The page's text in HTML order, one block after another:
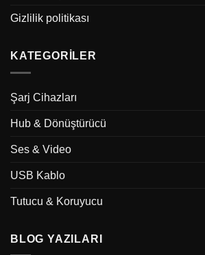
Gizlilik politikası
KATEGORILER
Şarj Cihazları
Hub & Dönüştürücü
Ses & Video
USB Kablo
Tutucu & Koruyucu
BLOG YAZILARI